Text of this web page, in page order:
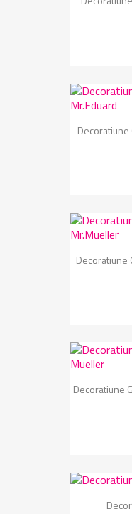
Decoratiune
Decoratiune
Decoratiune